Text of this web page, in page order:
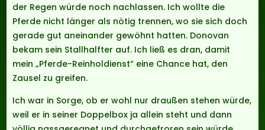
der Regen würde noch nachlassen. Ich wollte die
Pferde nicht länger als nötig trennen, wo sie sich doch
gerade gut aneinander gewöhnt hatten. Donovan
bekam sein Stallhalfter auf. Ich ließ es dran, damit
mein „Pferde-Reinholdienst“ eine Chance hat, den
Zausel zu greifen.
Ich war in Sorge, ob er wohl nur draußen stehen würde,
weil er in seiner Doppelbox ja allein steht und dann